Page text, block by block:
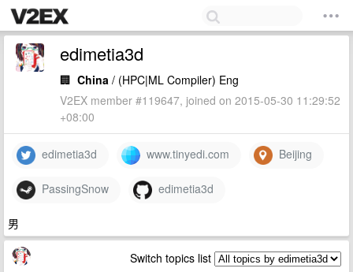
edimetia3d
🏢 China / (HPC|ML Compiler) Eng
V2EX member #119647, joined on 2015-05-30 11:29:52
+08:00
edimetia3d www.tinyedi.com Beijing
PassingSnow edimetia3d
男
Switch topics list